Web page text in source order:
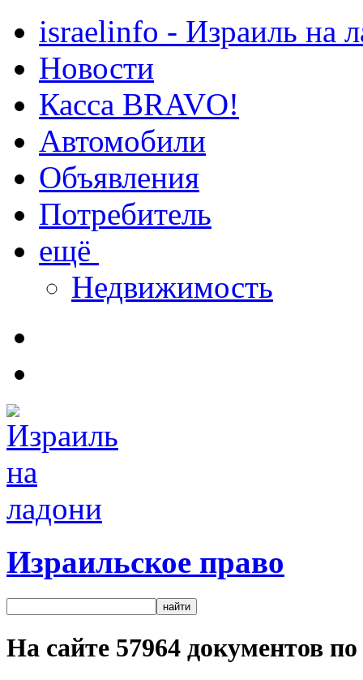
israelinfo - Израиль на
Новости
Касса BRAVO!
Автомобили
Объявления
Потребитель
ещё
Недвижимость
Израильское право
На сайте 57964 документов